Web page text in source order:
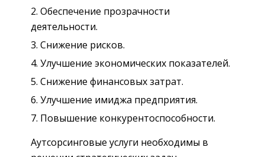
Обеспечение прозрачности
деятельности.
Снижение рисков.
Улучшение экономических показателей.
Снижение финансовых затрат.
Улучшение имиджа предприятия.
Повышение конкурентоспособности.
Аутсорсинговые услуги необходимы в